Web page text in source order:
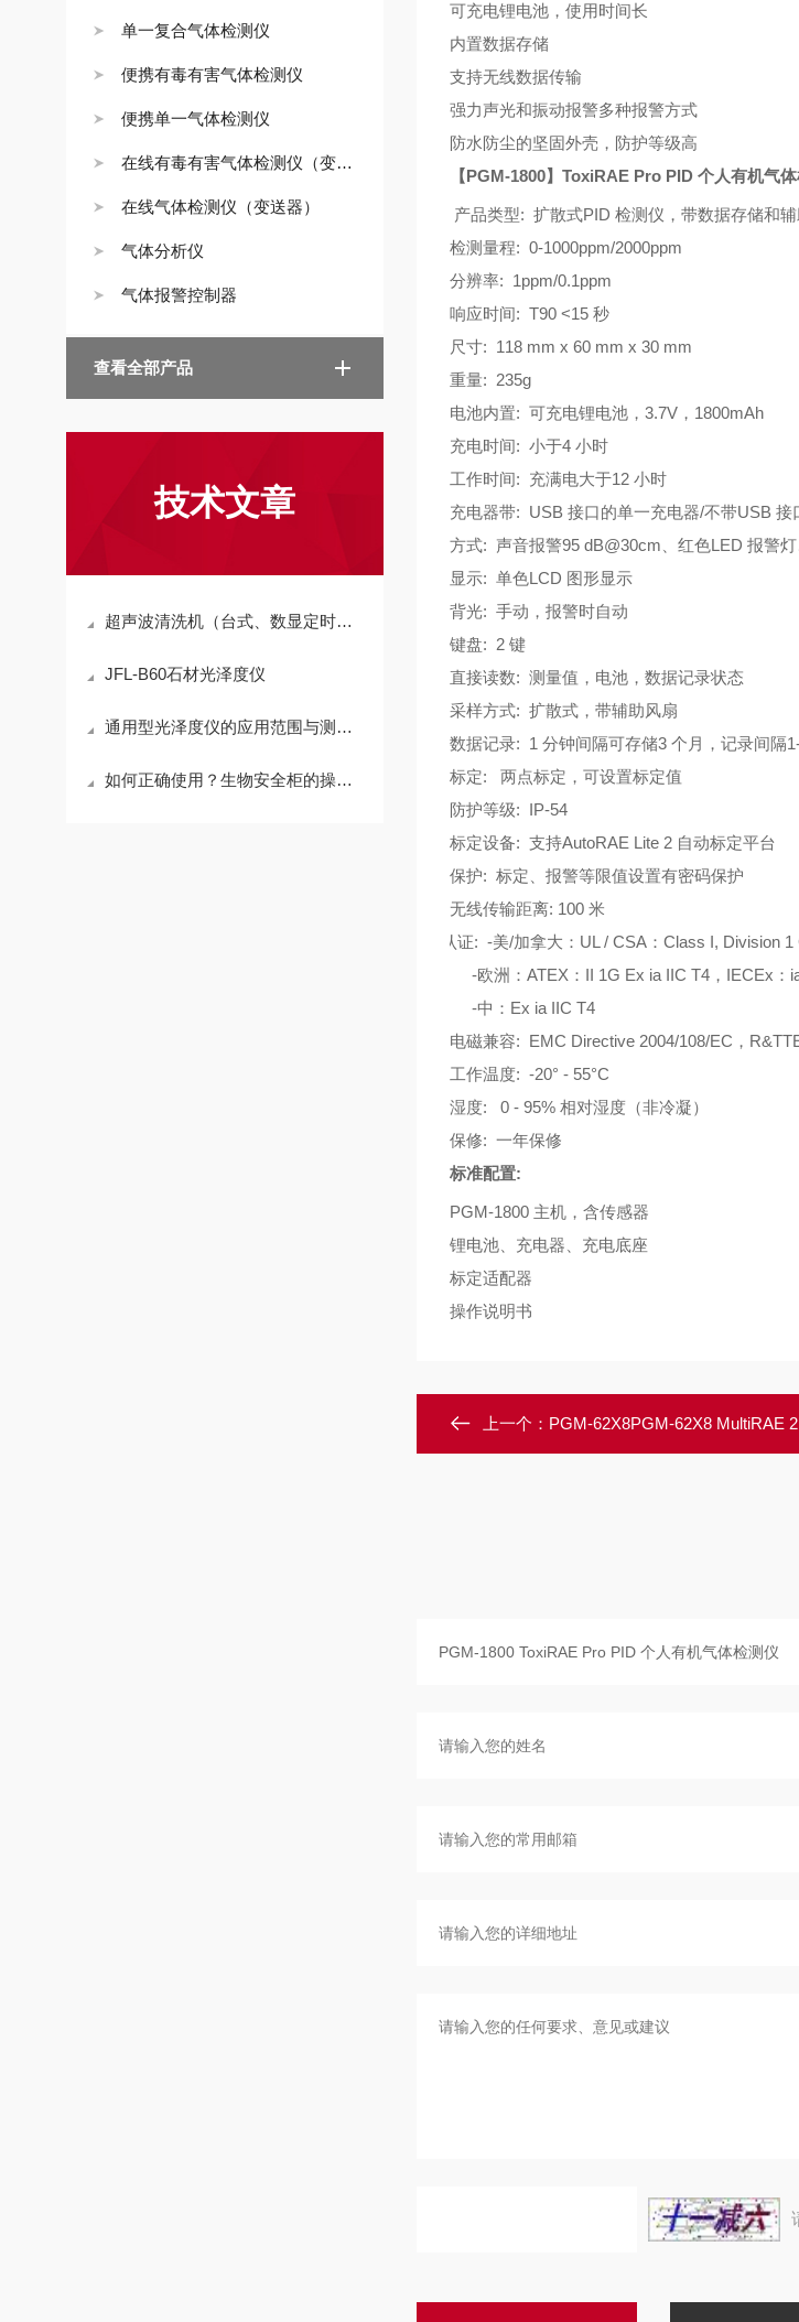
单一复合气体检测仪
便携有毒有害气体检测仪
便携单一气体检测仪
在线有毒有害气体检测仪（变送器）
在线气体检测仪（变送器）
气体分析仪
气体报警控制器
查看全部产品
技术文章
超声波清洗机（台式、数显定时、加热、功率可调型系列）
JFL-B60石材光泽度仪
通用型光泽度仪的应用范围与测量技巧介绍
如何正确使用？生物安全柜的操作规范与注意事项
可充电锂电池，使用时间长
内置数据存储
支持无线数据传输
强力声光和振动报警多种报警方式
防水防尘的坚固外壳，防护等级高
【PGM-1800】 ToxiRAE Pro PID 个人有机气
产品类型: 扩散式PID 检测仪，带数据存储和
检测量程: 0-1000ppm/2000ppm
分辨率: 1ppm/0.1ppm
响应时间: T90 <15 秒
尺寸: 118 mm x 60 mm x 30 mm
重量: 235g
电池内置: 可充电锂电池， 3.7V， 1800mAh
充电时间: 小于4 小时
工作时间: 充满电大于12 小时
充电器带: USB 接口的单一充电器/不带USB 接
方式: 声音报警95 dB@30cm 、红色LED 报警
显示: 单色LCD 图形显示
背光: 手动，报警时自动
键盘: 2 键
直接读数: 测量值，电池，数据记录状态
采样方式: 扩散式，带辅助风扇
数据记录: 1 分钟间隔可存储3 个月，记录间隔
标定: 两点标定，可设置标定值
防护等级: IP-54
标定设备: 支持AutoRAE Lite 2 自动标定平台
保护: 标定、报警等限值设置有密码保护
无线传输距离: 100 米
认证: -美/加拿大： UL / CSA： Class I, Division 1
-欧洲： ATEX ： II 1G Ex ia IIC T4， IECEx ：
-中： Ex ia IIC T4
电磁兼容: EMC Directive 2004/108/EC ，
工作温度: -20° - 55°C
湿度: 0 - 95% 相对湿度（非冷凝）
保修: 一年保修
标准配置:
PGM-1800 主机，含传感器
锂电池、充电器、充电底座
标定适配器
操作说明书
上一个： PGM-62X8PGM-62X8 MultiRAE 2 六合一有毒有害气体